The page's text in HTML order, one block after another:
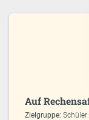
Auf
Zielgruppe: